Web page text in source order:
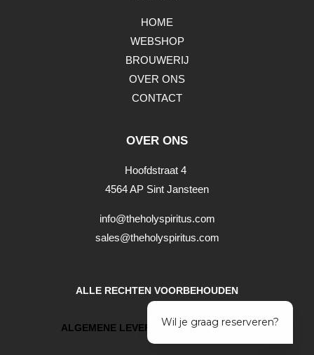
HOME
WEBSHOP
BROUWERIJ
OVER ONS
CONTACT
OVER ONS
Hoofdstraat 4
4564 AP Sint Jansteen
info@theholyspiritus.com
sales@theholyspiritus.com
ALLE RECHTEN VOORBEHOUDEN
ALGEMENE LEVERINGSVOORWAARDEN